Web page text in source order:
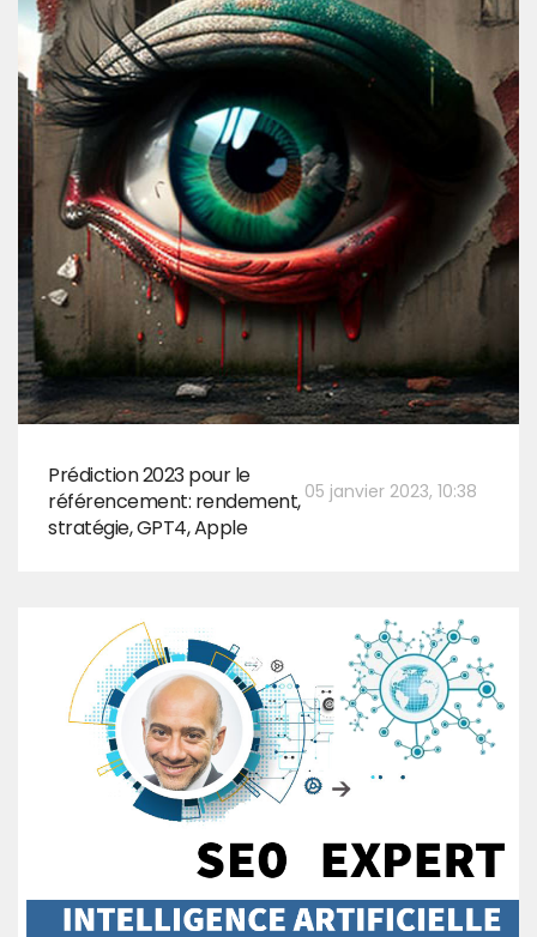
05 janvier 2023, 10:38
Prédiction 2023 pour le
référencement: rendement,
stratégie, GPT4, Apple